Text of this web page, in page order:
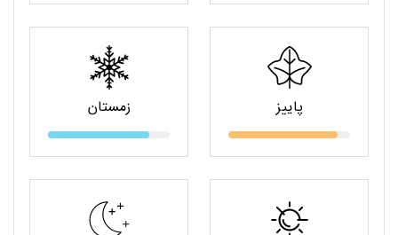
پاییز زمستان